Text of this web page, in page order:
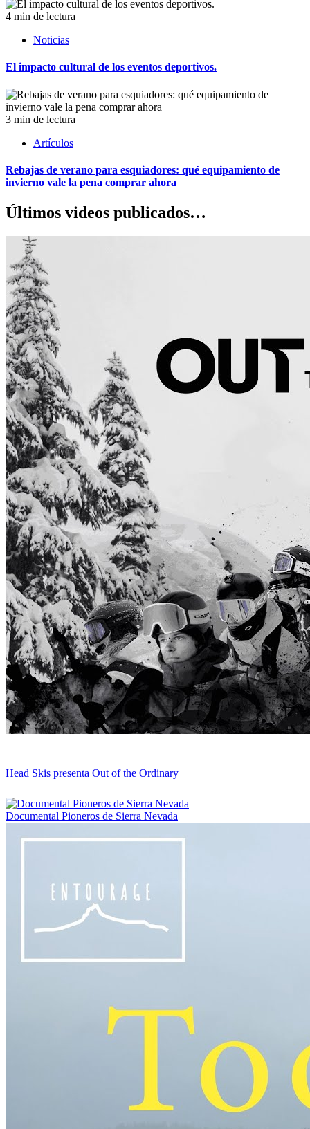
4 min de lectura
Noticias
El impacto cultural de los eventos deportivos.
3 min de lectura
Artículos
Rebajas de verano para esquiadores: qué equipamiento de
invierno vale la pena comprar ahora
Últimos videos publicados…
Head Skis presenta Out of the Ordinary
Documental Pioneros de Sierra Nevada